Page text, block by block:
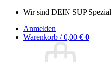
Zum
springen
Wir sind DEIN SUP
Anmelden
Warenkorb /0,00 € 0